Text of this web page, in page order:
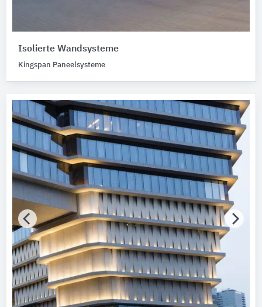
Isolierte Wandsysteme
Kingspan Paneelsysteme